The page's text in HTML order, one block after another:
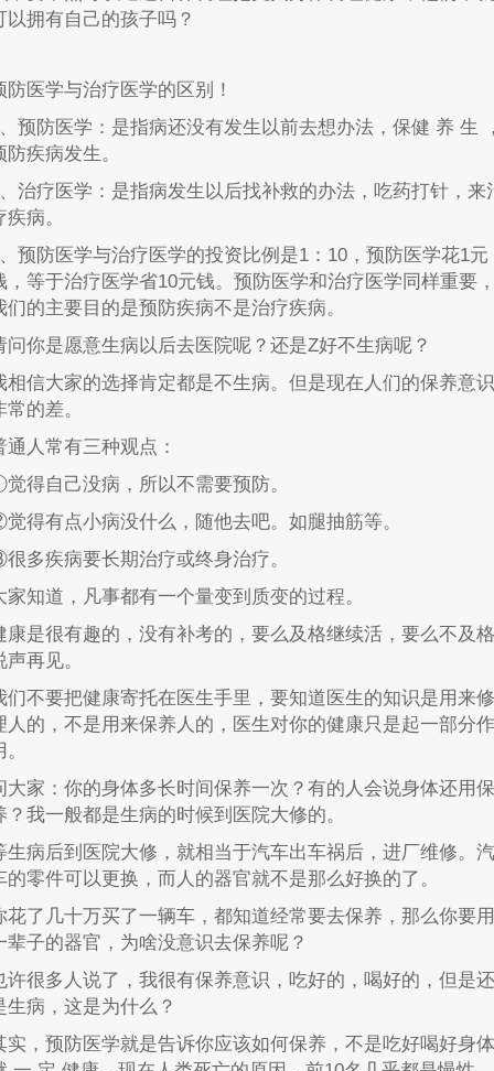
以拥有自己的孩子吗？
防医学与治疗医学的区别！
预防医学：是指病还没有发生以前去想办法，保健 养 生
防疾病发生。
治疗医学：是指病发生以后找补救的办法，吃药打针，来
疾病。
预防医学与治疗医学的投资比例是1：10，预防医学花1元
，等于治疗医学省10元钱。预防医学和治疗医学同样重要
们的主要目的是预防疾病不是治疗疾病。
问你是愿意生病以后去医院呢？还是Z好不生病呢？
相信大家的选择肯定都是不生病。但是现在人们的保养意识
常的差。
通人常有三种观点：
得自己没病，所以不需要预防。
得有点小病没什么，随他去吧。如腿抽筋等。
多疾病要长期治疗或终身治疗。
家知道，凡事都有一个量变到质变的过程。
康是很有趣的，没有补考的，要么及格继续活，要么不及格
声再见。
们不要把健康寄托在医生手里，要知道医生的知识是用来修
人的，不是用来保养人的，医生对你的健康只是起一部分作
大家：你的身体多长时间保养一次？有的人会说身体还用保
？我一般都是生病的时候到医院大修的。
生病后到医院大修，就相当于汽车出车祸后，进厂维修。汽
的零件可以更换，而人的器官就不是那么好换的了。
花了几十万买了一辆车，都知道经常要去保养，那么你要用
辈子的器官，为啥没意识去保养呢？
许很多人说了，我很有保养意识，吃好的，喝好的，但是还
生病，这是为什么？
实，预防医学就是告诉你应该如何保养，不是吃好喝好身体